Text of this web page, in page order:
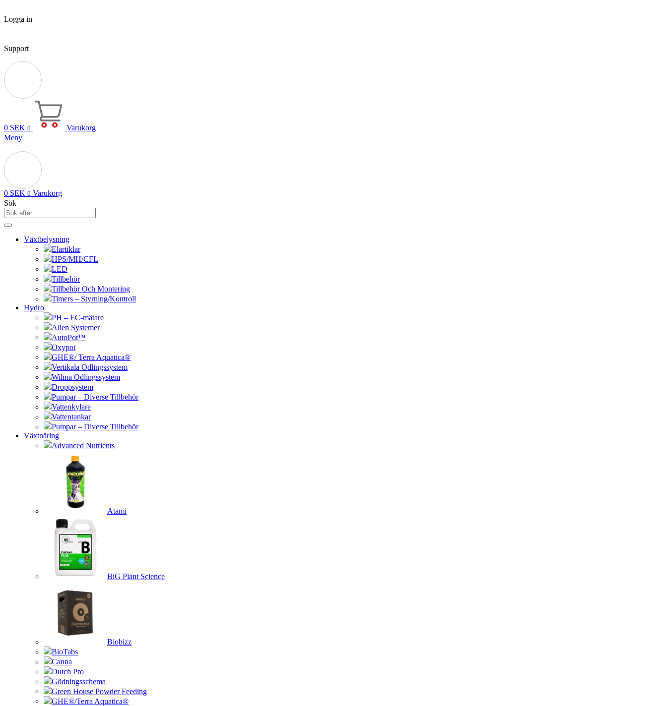
Logga in
Support
0 SEK 0
Varukorg
Meny
0 SEK 0 Varukorg
Sök
Växtbelysning
Elartiklar
HPS/MH/CFL
LED
Tillbehör
Tillbehör Och Montering
Timers – Styrning/Kontroll
Hydro
PH – EC-mätare
Alien Systemer
AutoPot™
Oxypot
GHE®/ Terra Aquatica®
Vertikala Odlingssystem
Wilma Odlingssystem
Droppsystem
Pumpar – Diverse Tillbehör
Vattenkylare
Vattentankar
Pumpar – Diverse Tillbehör
Växtnäring
Advanced Nutrients
Atami
BiG Plant Science
Biobizz
BioTabs
Canna
Dutch Pro
Gödningsschema
Green House Powder Feeding
GHE®/Terra Aquatica®